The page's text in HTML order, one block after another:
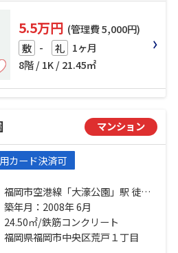
5.5万円 (管理費 5,000円)
敷 - 礼 1ヶ月
8階 / 1K / 21.45㎡
マンション
カード決済可
福岡市空港線「大濠公園」駅 徒歩5
分 福岡市空港線「唐人町」駅 徒歩
10分 福岡市空港線「赤坂」駅 徒歩
22分
築年月：2008年 6月
24.50㎡/鉄筋コンクリート
福岡県福岡市中央区荒戸１丁目